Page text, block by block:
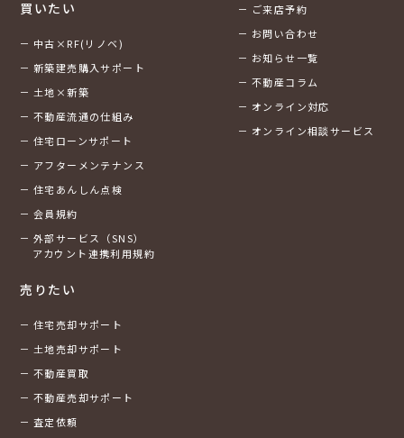
買いたい
中古×RF(リノベ)
新築建売購入サポート
土地×新築
不動産流通の仕組み
住宅ローンサポート
アフターメンテナンス
住宅あんしん点検
会員規約
外部サービス（SNS）
アカウント連携利用規約
売りたい
住宅売却サポート
土地売却サポート
不動産買取
不動産売却サポート
査定依頼
ご来店予約
お問い合わせ
お知らせ一覧
不動産コラム
オンライン対応
オンライン相談サービス